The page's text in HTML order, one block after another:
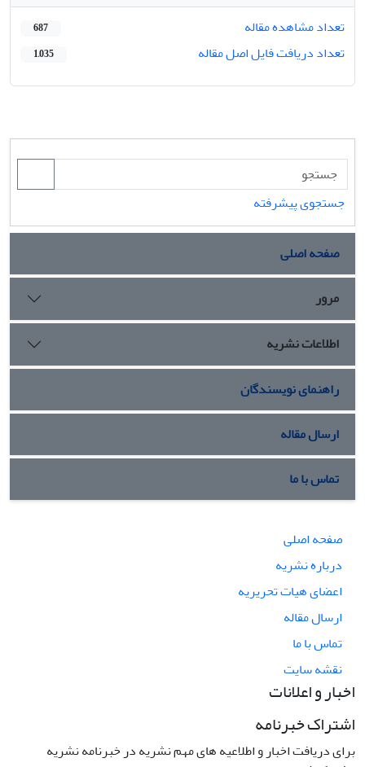
تعداد مشاهده مقاله
687
تعداد دریافت فایل اصل مقاله 1,035
جستجوی پیشرفته
صفحه اصلی
مرور
اطلاعات نشریه
راهنمای نویسندگان
ارسال مقاله
تماس با ما
صفحه اصلی
درباره نشریه
اعضای هیات تحریریه
ارسال مقاله
تماس با ما
نقشه سایت
اخبار و اعلانات
اشتراک خبرنامه
برای دریافت اخبار و اطلاعیه های مهم نشریه در خبرنامه نشریه